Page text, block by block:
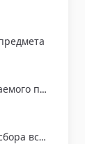
Создание логики собираемого предмета
Открытие двери после сбора всех предметов